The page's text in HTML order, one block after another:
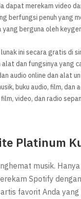
dapat merekam video
berfungsi penuh yang
berguna oleh
ini secara gratis di
dan fungsinya yang
audio online dan alat
buku audio, film, dan
video, dan radio
Platinum
musik.
Spotify
favorit Anda